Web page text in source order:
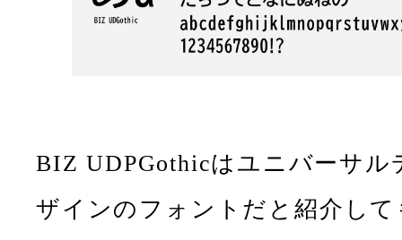
BIZ UDPGothicはユニバーサル
ザインのフォントだと紹介して